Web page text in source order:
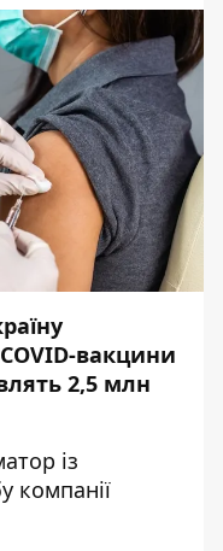
вакцини
2,5 млн
із
компанії